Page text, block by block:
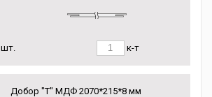
шт. к-т
Добор "Т" МДФ 2070*215*8 мм